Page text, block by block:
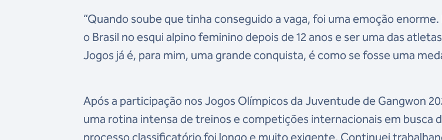
“Quando soube que tinha conseguido a vaga, foi uma emoção enorme.
o Brasil no esqui alpino feminino depois de 12 anos e ser uma das
Jogos já é, para mim, uma grande conquista, é como se fosse uma
Após a participação nos Jogos Olímpicos da Juventude de Gangwon
uma rotina intensa de treinos e competições internacionais em busca
processo classificatório foi longo e muito exigente. Continuei